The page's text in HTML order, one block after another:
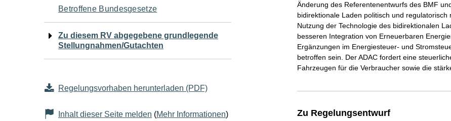
Betroffene Bundesgesetze
Zu diesem RV abgegebene grundlegende
Stellungnahmen/Gutachten
Regelungsvorhaben herunterladen (PDF)
Inhalt dieser Seite melden (Mehr Informationen)
Änderung des Referentenentwurfs des BMF
bidirektionale Laden politisch und
Nutzung der Technologie des bidirektionalen
besseren Integration von Erneuerbaren
Ergänzungen im Energiesteuer- und
betroffen sein. Der ADAC fordert eine
Fahrzeugen für die Verbraucher sowie die
Zu Regelungsentwurf